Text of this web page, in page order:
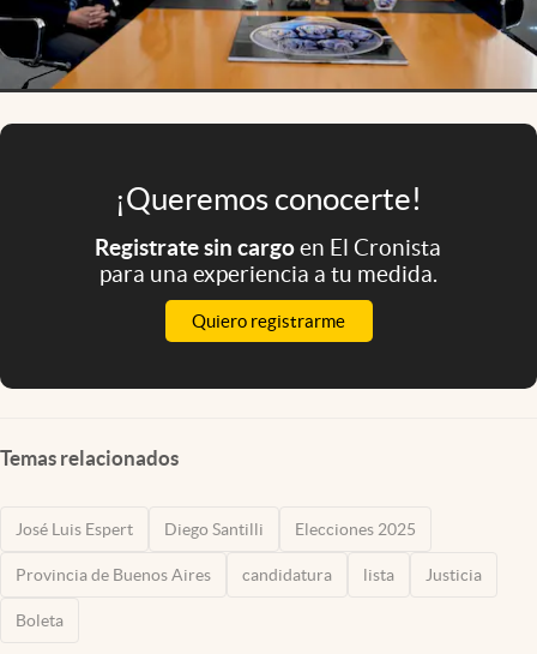
abre en nueva pestaña
Argentina
¡Queremos conocerte!
Registrate sin cargoen El Cronista
para una experiencia a tu medida.
Quiero registrarme
Temas relacionados
José Luis Espert Diego Santilli Elecciones 2025
Provincia de Buenos Aires candidatura lista Justicia
Boleta